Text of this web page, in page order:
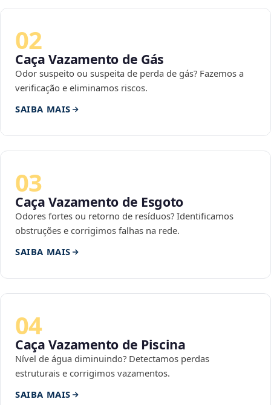
02
Caça Vazamento de Gás
Odor suspeito ou suspeita de perda de gás? Fazemos a
verificação e eliminamos riscos.
SAIBA MAIS
03
Caça Vazamento de Esgoto
Odores fortes ou retorno de resíduos? Identificamos
obstruções e corrigimos falhas na rede.
SAIBA MAIS
04
Caça Vazamento de Piscina
Nível de água diminuindo? Detectamos perdas
estruturais e corrigimos vazamentos.
SAIBA MAIS